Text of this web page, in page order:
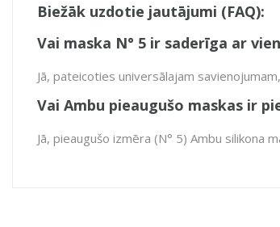
Biežāk uzdotie jautājumi (FAQ):
Vai maska N° 5 ir saderīga ar
Jā, pateicoties universālajam
Vai Ambu pieaugušo maskas ir
Jā, pieaugušo izmēra (N° 5) Ambu silikona